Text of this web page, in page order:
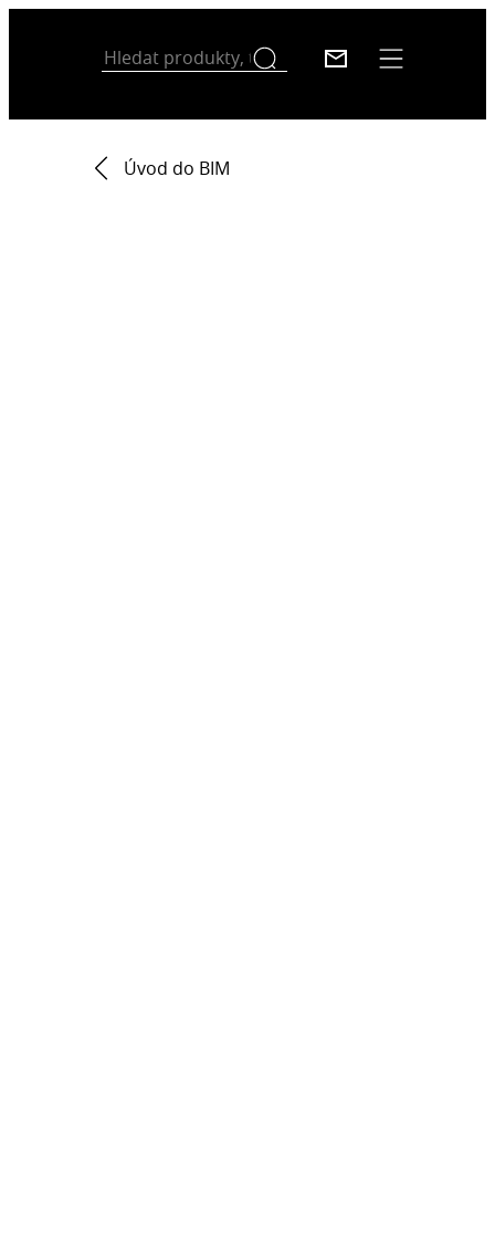
Úvod do BIM